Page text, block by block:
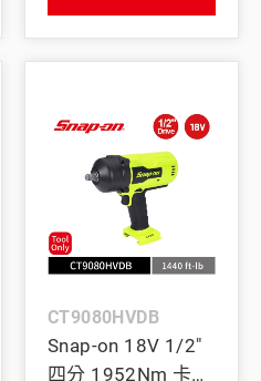
電座 (紅)
CT9080HVDB
Snap-on 18V 1/2"
四分 1952Nm 卡車